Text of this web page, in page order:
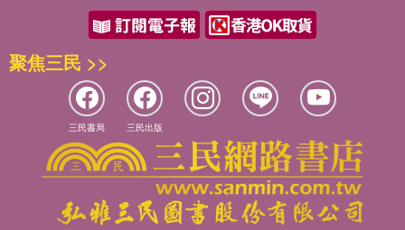
第5單元 地球的內部構造與地質
一、地震波與地球構造
二、板塊構造學說與學說的發展演進
三、板塊邊界的特性
四、地震的形成與敘述方式
五、臺灣與周邊區域的地震特性與板塊構造
六、震波訊號與回推距離
七、地震災害與預警
綜合評量
第6單元 探索過往的工具
聚焦三民 >>
三民書局 三民出版